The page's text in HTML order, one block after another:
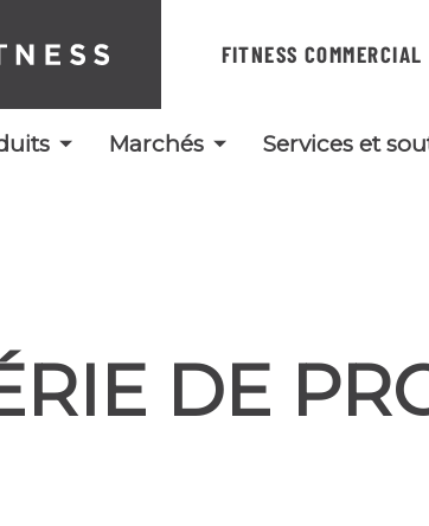
FITNESS COMMERCIAL
Marchés Services et
DE